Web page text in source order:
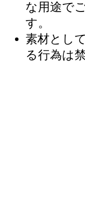
な用途で
す。
素材とし
る行為は